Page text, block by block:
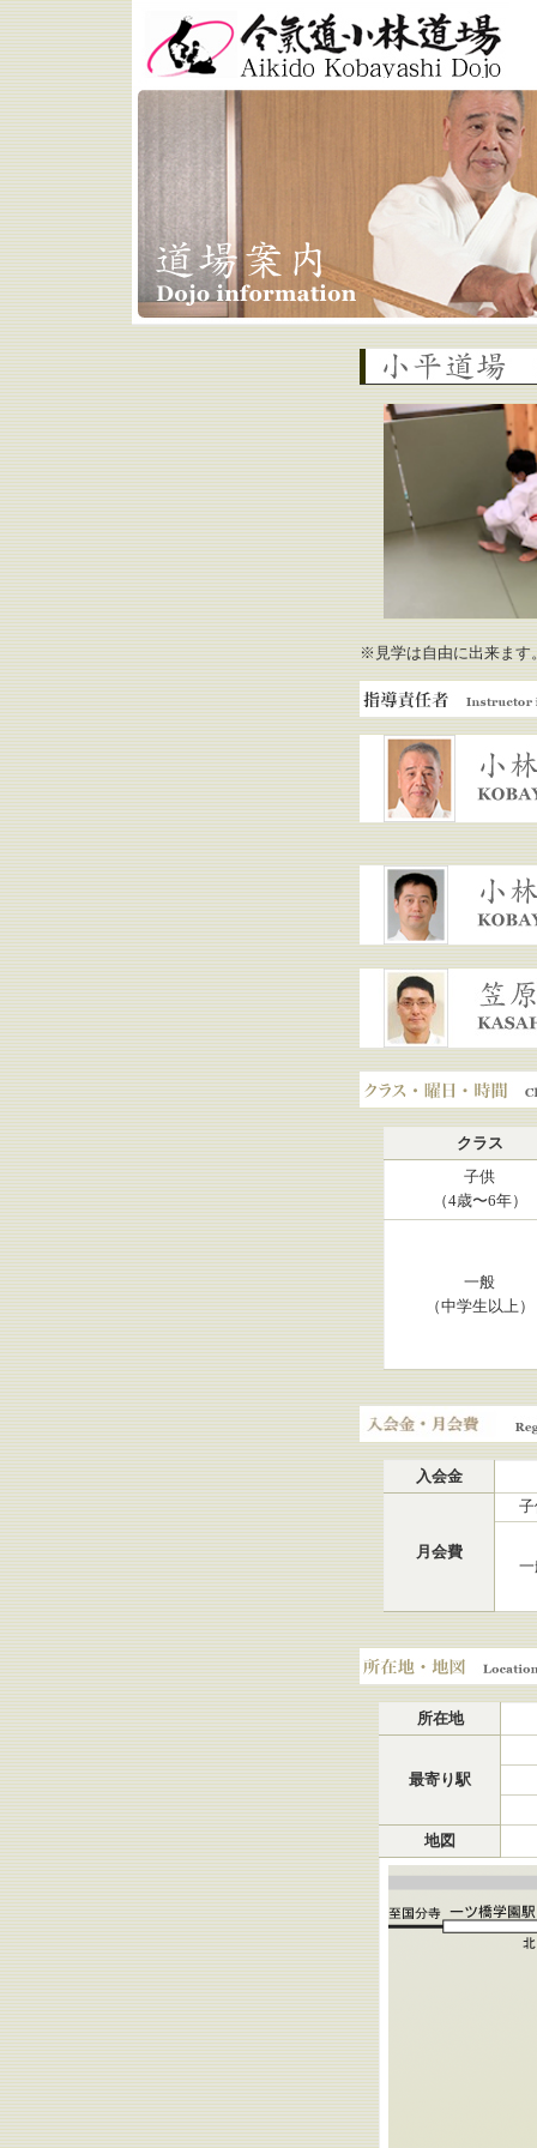
合気道小林道場 Aikido
Kobayashi Dojo
小平道場
※見学は自由に出来ます
指導責任者
小林保雄 総師範
小林弘明 道場長
笠原祐二 専門指導員
クラス・曜日・時間
クラス
子供
（4歳〜6年）
一般
（中学生以上）
入会金・月会費
入会金
月会費
所在地・地図
所在地
最寄り駅
地図